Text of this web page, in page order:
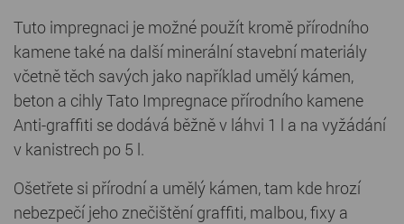
Tuto impregnaci je možné použít kromě přírodního
kamene také na další minerální stavební materiály
včetně těch savých jako například umělý kámen,
beton a cihly Tato Impregnace přírodního kamene
Anti-graffiti se dodává běžně v láhvi 1 l a na vyžádání
v kanistrech po 5 l.
Ošetřete si přírodní a umělý kámen, tam kde hrozí
nebezpečí jeho znečištění graffiti, malbou, fixy a